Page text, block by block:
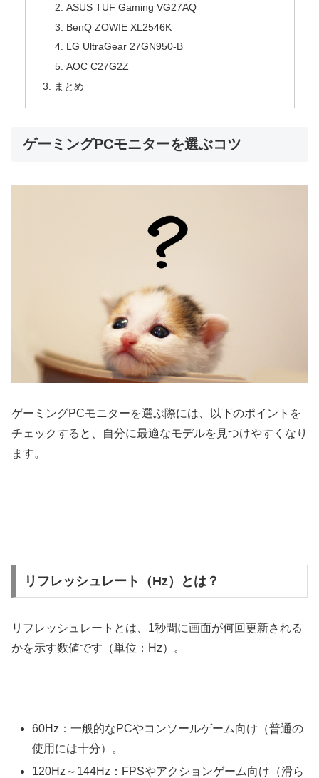
ASUS TUF Gaming VG27AQ
BenQ ZOWIE XL2546K
LG UltraGear 27GN950-B
AOC C27G2Z
まとめ
ゲーミングPCモニターを選ぶコツ
ゲーミングPCモニターを選ぶ際には、以下のポイントを
チェックすると、自分に最適なモデルを見つけやすくなり
ます。
リフレッシュレート（Hz）とは？
リフレッシュレートとは、1秒間に画面が何回更新される
かを示す数値です（単位：Hz）。
60Hz：一般的なPCやコンソールゲーム向け（普通の
使用には十分）。
120Hz～144Hz：FPSやアクションゲーム向け（滑ら